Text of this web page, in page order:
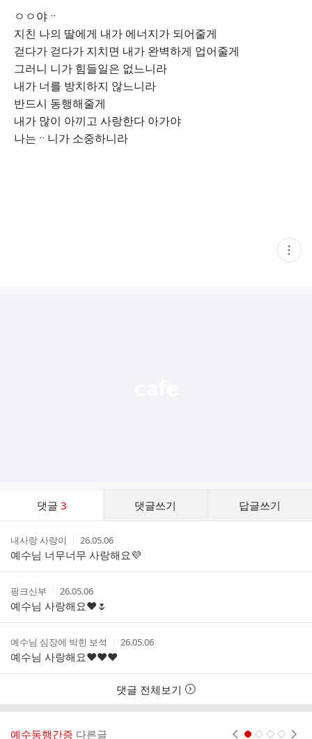
ㅇㅇ야ᆢ
지친 나의 딸에게 내가 에너지가 되어줄게
걷다가 걷다가 지치면 내가 완벽하게 업어줄게
그러니 니가 힘들일은 없느니라
내가 너를 방치하지 않느니라
반드시 동행해줄게
내가 많이 아끼고 사랑한다 아가야
나는ᆢ니가 소중하니라
현
재
댓글 3 댓글쓰기 답글쓰기
스
작
성
자
내사랑 사랑이
작
성
시
간
26.05.06
예수님 너무너무 사랑해요💜
작
성
자
핑크신부
작
성
시
간
26.05.06
예수님 사랑해요❤️🌷
작
성
자
예수님 심장에 박힌 보석
작
간
26.05.06
예수님 사랑해요♥️♥️♥️
댓글 전체보기
예수동행간증 다른글